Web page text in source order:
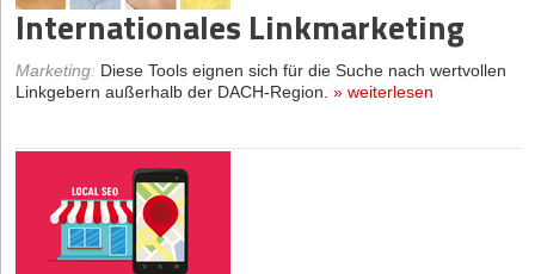
Internationales Linkmarketing
Marketing: Diese Tools eignen sich für die Suche nach wertvollen
Linkgebern außerhalb der DACH-Region. » weiterlesen